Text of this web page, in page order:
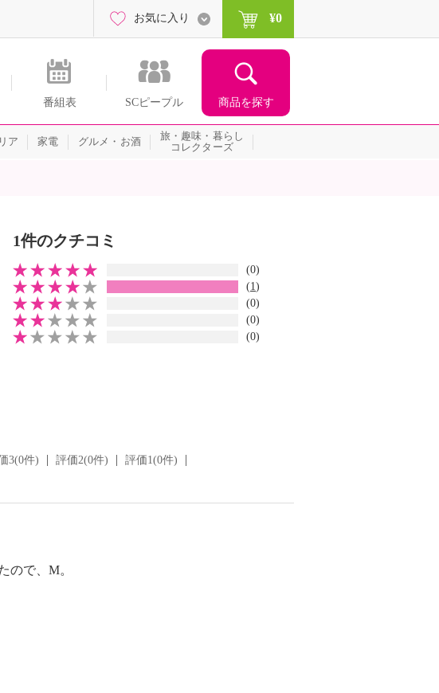
番組表 SCピープル 商品を探す
お気に入り ¥0
ア 家電 グルメ・お酒
旅・趣味・暮らし
コレクターズ
1件のクチコミ
(0)
(1 )
(0)
(0)
(0)
3(0件) 評価2(0件) 評価1(0件)
ので、M。